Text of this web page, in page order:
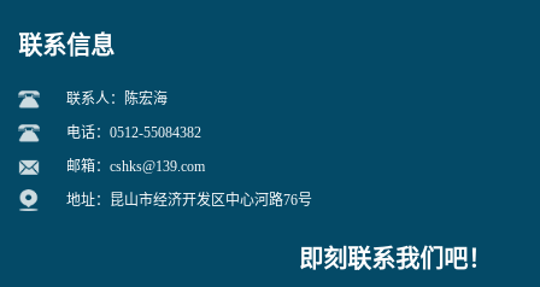
联系信息
联系人：陈宏海
电话：0512-55084382
邮箱： cshks@139.com
地址：昆山市经济开发区中心河路76号
即刻联系我们吧！